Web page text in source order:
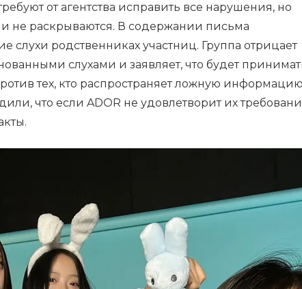
от агентства исправить все нарушения, но
не раскрываются. В содержании письма
слухи родственниках участниц. Группа отрицает
слухами и заявляет, что будет
тех, кто распространяет ложную
что если ADOR не удовлетворит их